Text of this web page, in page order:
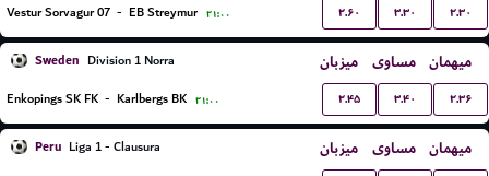
07 Vestur Sorvagur - EB Streymur ۲۱:۰۰ ۲.۶۰ ۳.۳۰ ۲.۳۰
Sweden Division 1 Norra میزبان مساوی میهمان
Enkopings SK FK - Karlbergs BK ۲۱:۰۰ ۲.۴۵ ۳.۴۰ ۲.۳۶
Peru Liga 1 - Clausura میزبان مساوی میهمان